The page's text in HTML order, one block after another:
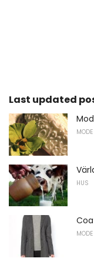
Last updated
MODE
HUS
MODE